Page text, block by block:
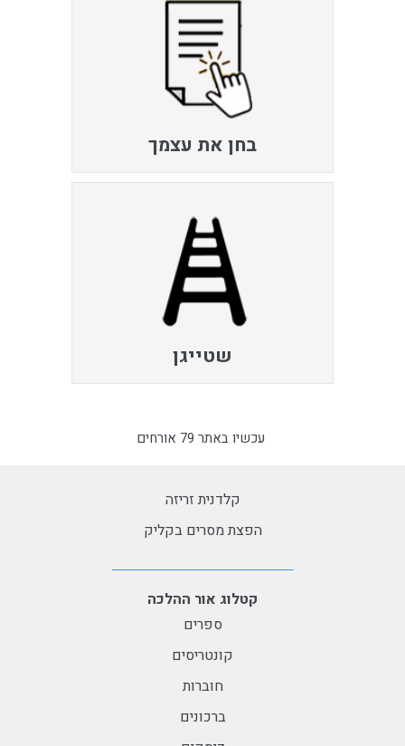
בחן את עצמך
שטייגן
עכשיו באתר 79 אורחים
קלדנית זריזה
הפצת מסרים בקליק
קטלוג אור ההלכה
ספרים
קונטריסים
חוברות
ברכונים